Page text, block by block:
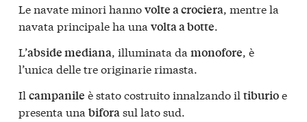
Le navate minori hannovolte a crociera, mentre la
navata principale ha una volta a botte.
L’abside mediana, illuminata da monofore, è
l’unica delle tre originarie rimasta.
Il campanile è stato costruito innalzando il tiburioe
presenta una biforasul lato sud.